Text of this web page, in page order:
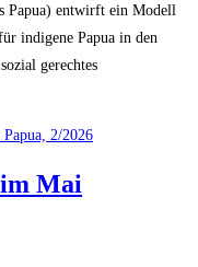
Papua) entwirft ein Modell
indigene Papua in den
gerechtes
2/2026
Mai